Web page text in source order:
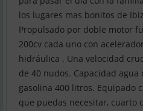
los lugares mas bonitos de
Propulsado por doble motor
200cv cada uno con
hidráulica . Una velocidad
de 40 nudos. Capacidad
gasolina 400 litros. Equipado
que puedas necesitar, cuarto